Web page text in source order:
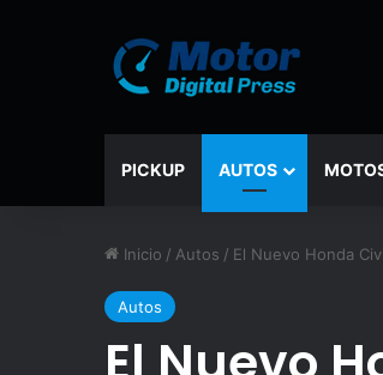
PICKUP AUTOS
Inicio / Autos / El Nuevo Honda
Autos